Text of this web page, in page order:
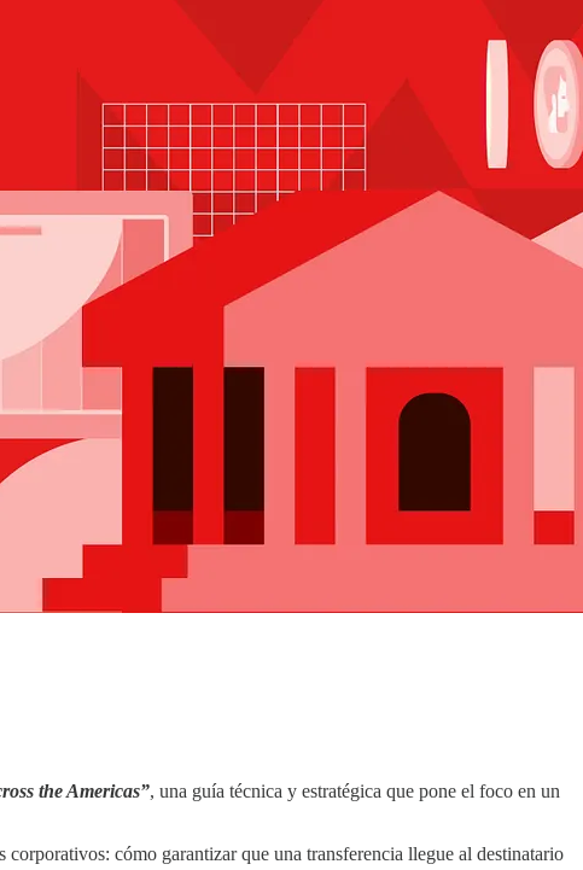
the Americas”, una guía técnica y estratégica que pone el foco en un
cómo garantizar que una transferencia llegue al destinatario